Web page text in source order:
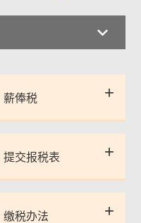
薪俸税
提交报税表
缴税办法